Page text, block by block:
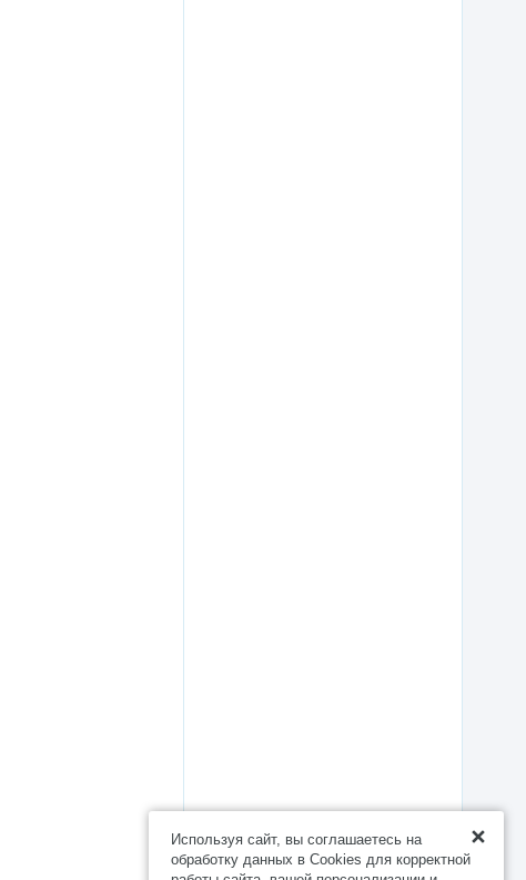
Используя сайт, вы соглашаетесь на
обработку данных в Cookies для корректной